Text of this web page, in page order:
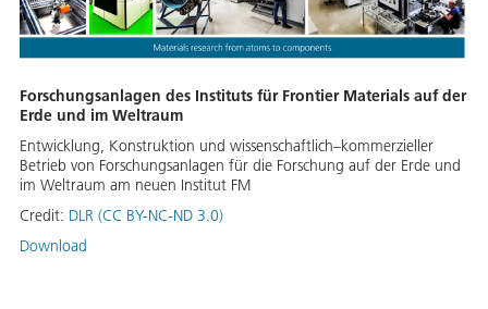
Forschungsanlagen des Instituts für Frontier Materials auf der
Erde und im Weltraum
Entwicklung, Konstruktion und wissenschaftlich–kommerzieller
Betrieb von Forschungsanlagen für die Forschung auf der Erde und
im Weltraum am neuen Institut FM
Credit: DLR (CC BY-NC-ND 3.0)
Download